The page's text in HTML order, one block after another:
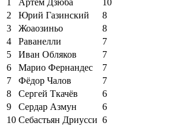
2
Юрий Газинский
8
3
Жоаозиньо
8
4
Раванелли
7
5
Иван Обляков
7
6
Марио Фернандес
7
7
Фёдор Чалов
7
8
Сергей Ткачёв
6
9
Сердар Азмун
6
10 Себастьян Дриусси 6